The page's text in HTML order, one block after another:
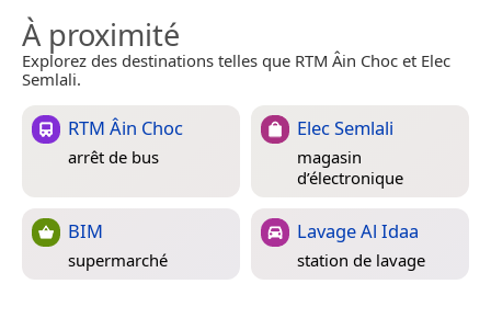
À proximité
Explorez des destinations telles que RTM Âin Choc et Elec
Semlali.
RTM Âin Choc
arrêt de bus
Elec Semlali
magasin
d’électronique
BIM
supermarché
Lavage Al Idaa
station de lavage